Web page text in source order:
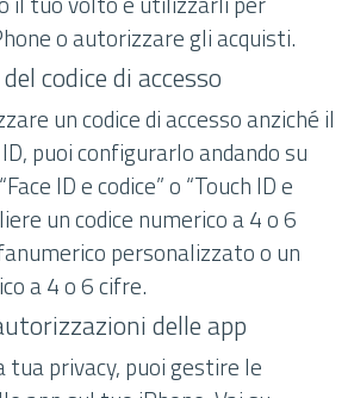
o autorizzare gli acquisti.
codice di accesso
un codice di accesso anziché il
puoi configurarlo andando su
ID e codice” o “Touch ID e
un codice numerico a 4 o 6
personalizzato o un
a 4 o 6 cifre.
delle app
privacy, puoi gestire le